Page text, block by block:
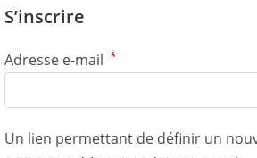
S’inscrire
Adresse e-mail *
Un lien permettant de définir un